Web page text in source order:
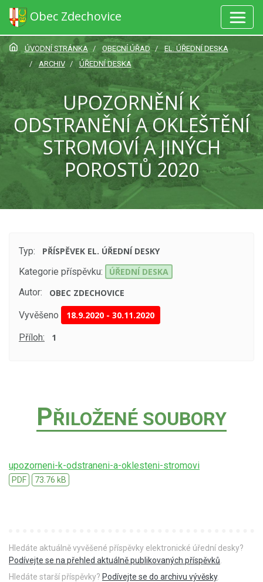
Obec Zdechovice
ÚVODNÍ STRÁNKA OBECNÍ ÚŘAD
EL. ÚŘEDNÍ DESKA
ARCHIV
ÚŘEDNÍ DESKA
UPOZORNĚNÍ K
ODSTRANĚNÍ A OKLEŠTĚNÍ
STROMOVÍ A JINÝCH
POROSTŮ 2020
Typ:
PŘÍSPĚVEK EL. ÚŘEDNÍ DESKY
Kategorie příspěvku:
ÚŘEDNÍ DESKA
Autor:
OBEC ZDECHOVICE
Vyvěšeno 18.9.2020 -30.11.2020
Příloh: 1
PŘILOŽENÉ SOUBORY
upozorneni-k-odstraneni-a-oklesteni-stromovi
PDF 73.76 kB
Hledáte aktuálně vyvěšené příspěvky elektronické úřední desky?
Podívejte se na přehled aktuálně publikovaných příspěvků
Hledáte starší příspěvky? Podívejte se do archivu vývěsky.